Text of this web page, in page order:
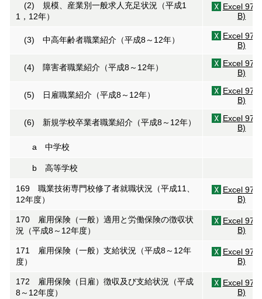
(2) 規模、産業別一般求人充足状況（平成1
1，12年）
Excel
B)
(3) 中高年齢者職業紹介（平成8～12年）
Excel
B)
(4) 障害者職業紹介（平成8～12年）
Excel
B)
(5) 日雇職業紹介（平成8～12年）
Excel
B)
(6) 新規学校卒業者職業紹介（平成8～12年）
Excel
B)
a 中学校
b 高等学校
169 職業技術専門校修了者就職状況（平成11、
12年度）
Excel
B)
170 雇用保険（一般）適用と労働保険の徴収状
況（平成8～12年度）
Excel
B)
171 雇用保険（一般）支給状況（平成8～12年
度）
Excel
B)
172 雇用保険（日雇）徴収及び支給状況（平成
8～12年度）
Excel
B)